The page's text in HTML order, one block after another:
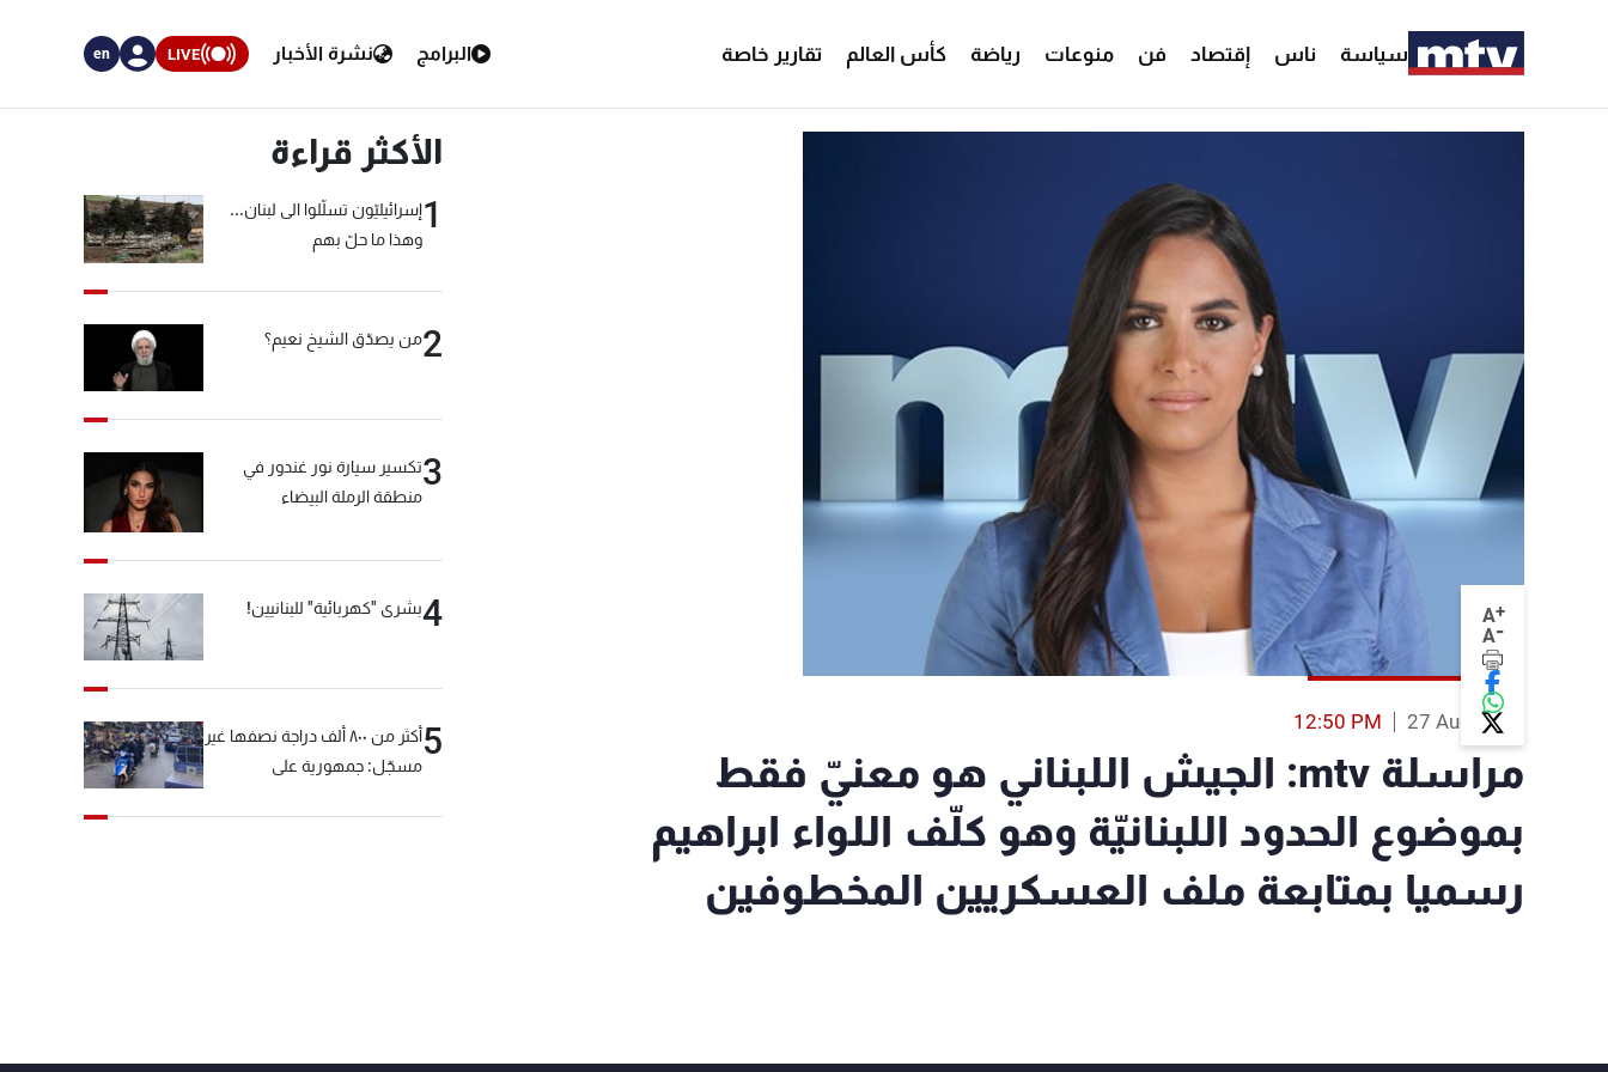
سياسة ناس إقتصاد فن منوعات رياضة كأس العالم تقارير خاصة البرامج نشرة الأخبار LIVE
en
A+
A-
27 Aug 2017
12:50 PM
مراسلة mtv: الجيش اللبناني هو معنيّ فقط
بموضوع الحدود اللبنانيّة وهو كلّف اللواء ابراهيم
رسميا بمتابعة ملف العسكريين المخطوفين
الأكثر قراءة
1إسرائيليّون تسلّلوا الى لبنان...
وهذا ما حلّ بهم
2من يصدّق الشيخ نعيم؟
3تكسير سيارة نور غندور في
منطقة الرملة البيضاء
4بشرى "كهربائية" للبنانيين!
5
أكثر من ٨٠٠ ألف دراجة نصفها غير
مسجّل: جمهورية على